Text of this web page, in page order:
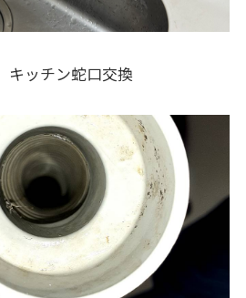
キッチン蛇口交換